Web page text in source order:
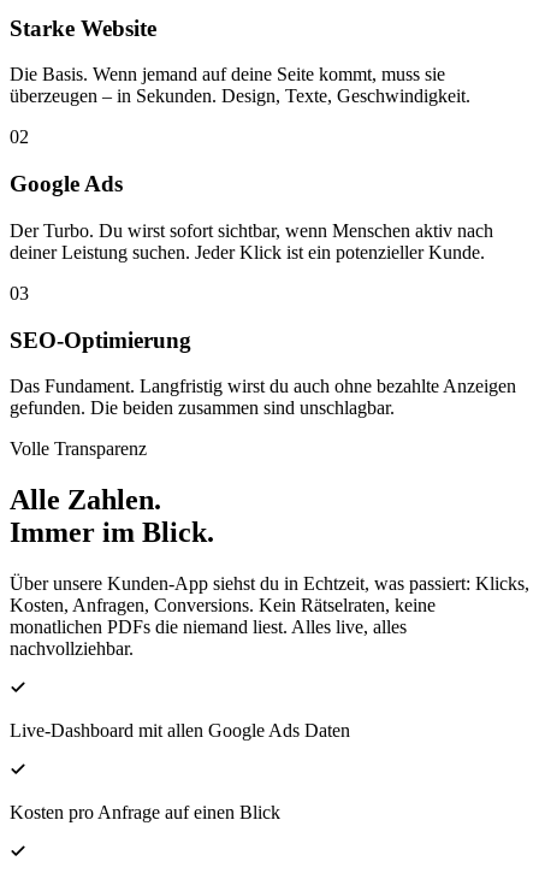
Starke Website
Die Basis. Wenn jemand auf deine Seite kommt, muss sie
überzeugen – in Sekunden. Design, Texte, Geschwindigkeit.
02
Google Ads
Der Turbo. Du wirst sofort sichtbar, wenn Menschen aktiv nach
deiner Leistung suchen. Jeder Klick ist ein potenzieller Kunde.
03
SEO-Optimierung
Das Fundament. Langfristig wirst du auch ohne bezahlte Anzeigen
gefunden. Die beiden zusammen sind unschlagbar.
Volle Transparenz
Alle Zahlen.
Immer im Blick.
Über unsere Kunden-App siehst du in Echtzeit, was passiert: Klicks,
Kosten, Anfragen, Conversions. Kein Rätselraten, keine
monatlichen PDFs die niemand liest. Alles live, alles
nachvollziehbar.
Live-Dashboard mit allen Google Ads Daten
Kosten pro Anfrage auf einen Blick